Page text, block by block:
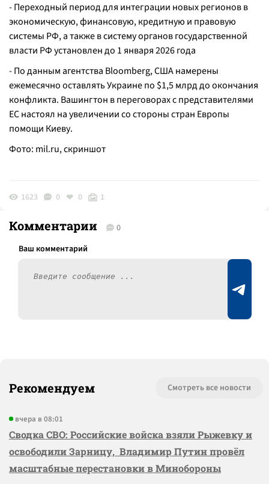
- Переходный период для интеграции новых регионов в
экономическую, финансовую, кредитную и правовую
системы РФ, а также в систему органов государственной
власти РФ установлен до 1 января 2026 года
- По данным агентства Bloomberg, США намерены
ежемесячно оставлять Украине по $1,5 млрд до окончания
конфликта. Вашингтон в переговорах с представителями
ЕС настоял на увеличении со стороны стран Европы
помощи Киеву.
Фото: mil.ru, скриншот
1623 0 0 1
Комментарии 0
Рекомендуем Смотреть все новости
вчера в 08:01
Сводка СВО: Российские войска взяли Рыжевку и
освободили Зарницу, Владимир Путин провёл
масштабные перестановки в Минобороны